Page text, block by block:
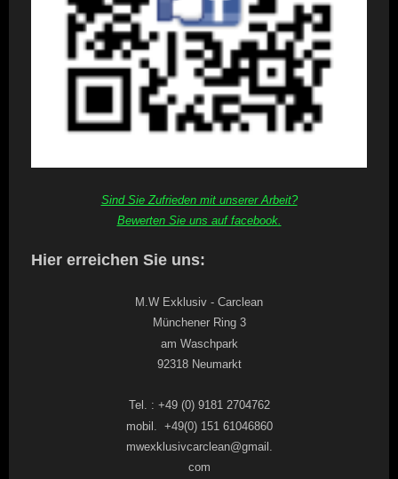
Sind Sie Zufrieden mit unserer Arbeit?
Bewerten Sie uns auf facebook.
Hier erreichen Sie uns:
M.W Exklusiv - Carclean
Münchener Ring 3
am Waschpark
92318 Neumarkt
Tel. : +49 (0) 9181 2704762
mobil. +49(0) 151 61046860
mwexklusivcarclean@gmail.
com